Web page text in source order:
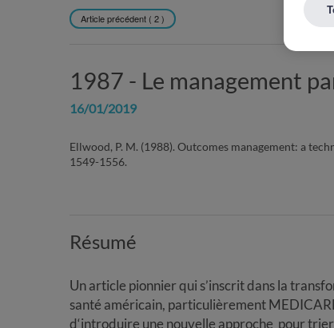
Article précédent ( 2 )
1987 - Le management
16/01/2019
Ellwood, P. M. (1988). Outcomes management: a
1549-1556.
Résumé
Un article pionnier qui s’inscrit dans la
santé américain, particulièrement
d‘introduire une nouvelle approche pour